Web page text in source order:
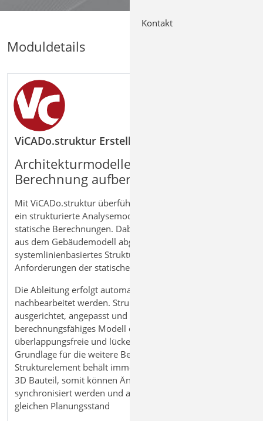
Moduldetails
ViCADo.struktur Erstellung des Strukturmodells
Architekturmodelle für die statische
Berechnung aufbereiten
Mit ViCADo.struktur überführen Sie Architekturmodelle in
ein strukturierte Analysemodell als Grundlage für
statische Berechnungen. Dabei werden tragende Bauteile
aus dem Gebäudemodell abgeleitet und in ein
systemlinienbasiertes Strukturmodell überführt, das den
Anforderungen der statischen Analyse entspricht.
Die Ableitung erfolgt automatisiert, kann jedoch gezielt
nachbearbeitet werden. Strukturelemente werden
ausgerichtet, angepasst und vereinheitlicht, sodass ein
berechnungsfähiges Modell entsteht. Ziel ist eine klare,
überlappungsfreie und lückenlose Geometrie als
Grundlage für die weitere Bemessung. Das
Strukturelement behält immer den Bezug zum ViCADo
3D Bauteil, somit können Änderungen jederzeit
synchronisiert werden und alle Modelle haben den
gleichen Planungsstand
Kontakt